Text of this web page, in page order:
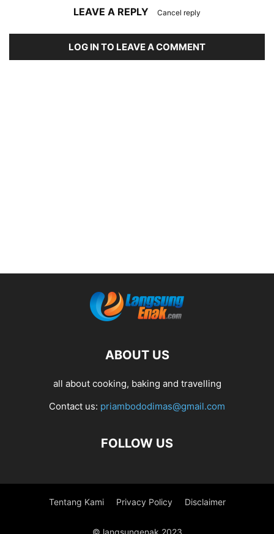
LEAVE A REPLY Cancel reply
LOG IN TO LEAVE A COMMENT
ABOUT US
all about cooking, baking and travelling
Contact us: priambododimas@gmail.com
FOLLOW US
Tentang Kami Privacy Policy Disclaimer